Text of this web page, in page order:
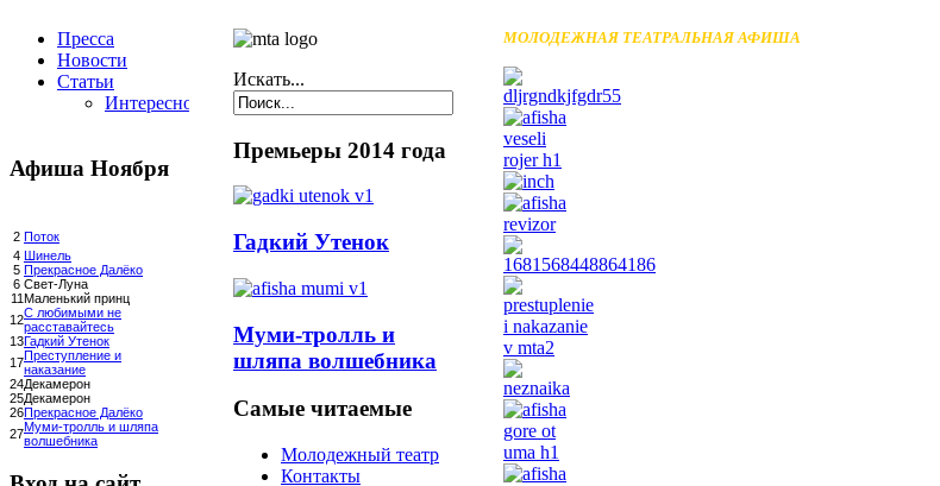
Пресса
Новости
Статьи
Интересное
Афиша Ноября
2 Поток
4 Шинель
5 Прекрасное Далёко
6 Свет-Луна
11Маленький принц
12С любимыми не
расставайтесь
13Гадкий Утенок
17Преступление и
наказание
24Декамерон
25Декамерон
26Прекрасное Далёко
27Муми-тролль и шляпа
волшебника
Искать...
Премьеры 2014 года
Гадкий Утенок
Муми-тролль и
шляпа волшебника
Самые читаемые
Молодежный театр
Контакты
МОЛОДЕЖНАЯ ТЕАТРАЛЬНАЯ АФИША